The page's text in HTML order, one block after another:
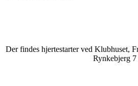
Der findes hjertestarter ved Klubhuset,
Rynkebjerg 7